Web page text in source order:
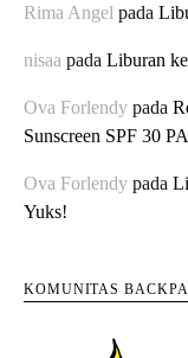
Rima Angel pada
nisaa pada Liburan
Ova Forlendy pada
Sunscreen SPF 30
Ova Forlendy pada
Yuks!
KOMUNITAS